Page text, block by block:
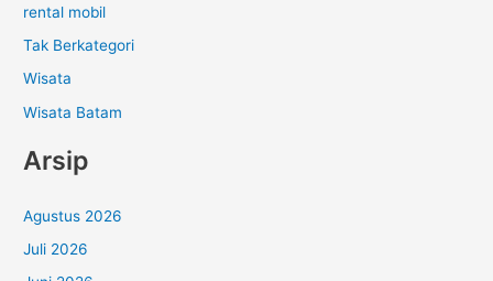
rental mobil
Tak Berkategori
Wisata
Wisata Batam
Arsip
Agustus 2026
Juli 2026